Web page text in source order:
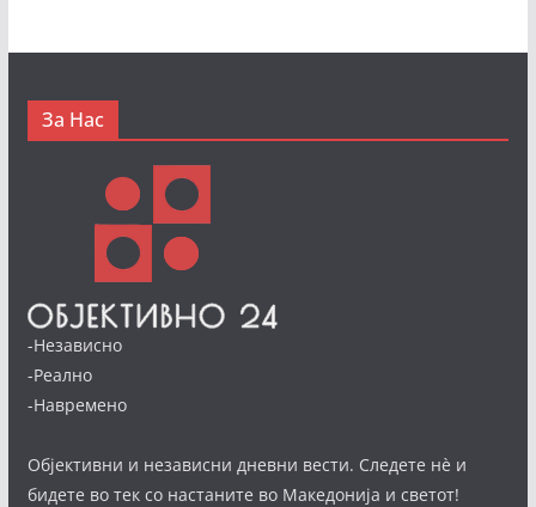
За Нас
-Независно
-Реално
-Навремено
Објективни и независни дневни вести. Следете нè и
бидете во тек со настаните во Македонија и светот!